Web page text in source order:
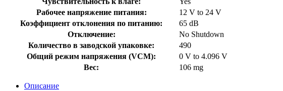
Рабочее напряжение питания:
12 V to 24 V
Коэффициент отклонения по питанию:
65 dB
Отключение:
No Shutdown
Количество в заводской упаковке:
490
Общий режим напряжения (VCM):
0 V to 4.096 V
Вес:
106 mg
Описание